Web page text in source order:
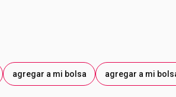
agregar a mi bolsa agregar a mi